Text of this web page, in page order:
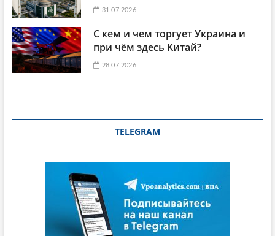
31.07.2026
С кем и чем торгует Украина и
при чём здесь Китай?
28.07.2026
TELEGRAM